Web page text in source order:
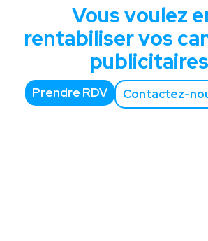
Vous voulez
rentabiliser vos
Prendre RDV Contactez-